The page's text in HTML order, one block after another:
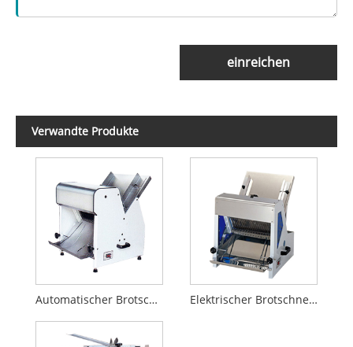
einreichen
Verwandte Produkte
Automatischer Brotschneider Elektrischer Brotschneider